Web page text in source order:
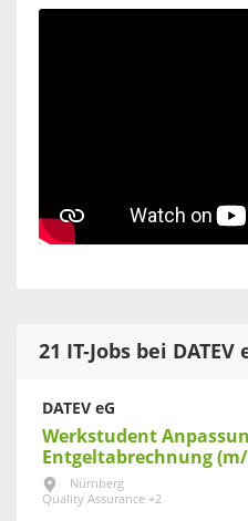
21 IT-Jobs bei DATEV
DATEV eG
Werkstudent
Entgeltabrechnung
Nürnberg
Quality Assurance +2